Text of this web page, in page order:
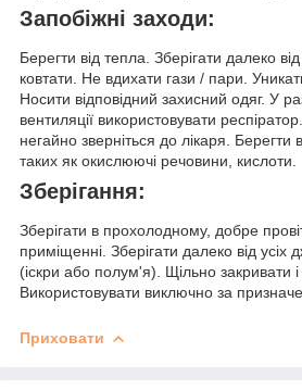
Запобіжні заходи:
Берегти від тепла. Зберігати далеко
ковтати. Не вдихати гази / пари.
Носити відповідний захисний одяг. У
вентиляції використовувати
негайно зверніться до лікаря. Берегти
таких як окислюючі речовини, кислоти.
Зберігання:
Зберігати в прохолодному, добре
приміщенні. Зберігати далеко від усіх
(іскри або полум'я). Щільно закривати і
Використовувати виключно за
Приховати